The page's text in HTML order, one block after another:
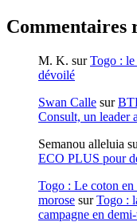
Commentaires
M. K. surTogo : le
dévoilé
Swan Calle sur
Consult, un leader
Semanou alleluia
ECO PLUS pour
Togo : Le coton en
morose surTogo :
campagne en